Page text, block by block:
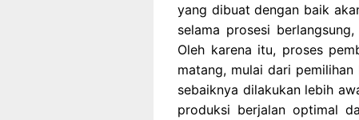
yang dibuat dengan baik
selama prosesi
Oleh karena itu, proses
matang, mulai dari pemilihan
sebaiknya dilakukan lebih
produksi berjalan optimal